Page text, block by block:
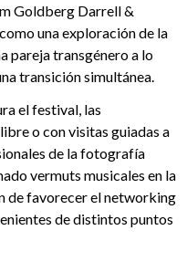
Goldberg Darrell &
una exploración de la
pareja transgénero a lo
transición simultánea.
el festival, las
o con visitas guiadas a
de la fotografía
vermuts musicales en la
de favorecer el networking
de distintos puntos